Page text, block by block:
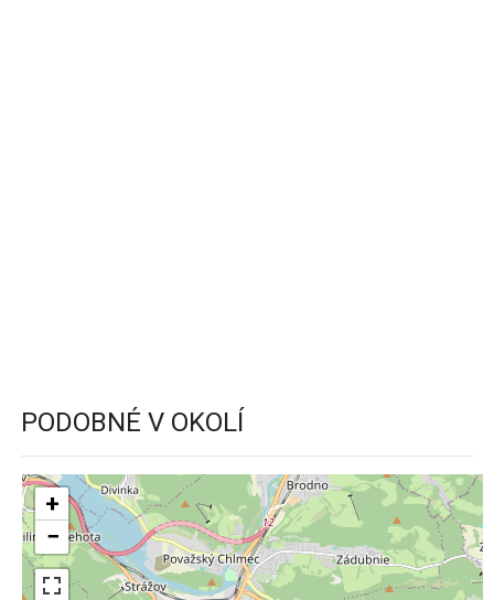
PODOBNÉ V OKOLÍ
+
−